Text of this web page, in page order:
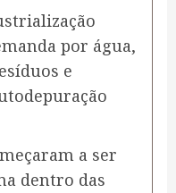
por água,
e
a ser
dentro das